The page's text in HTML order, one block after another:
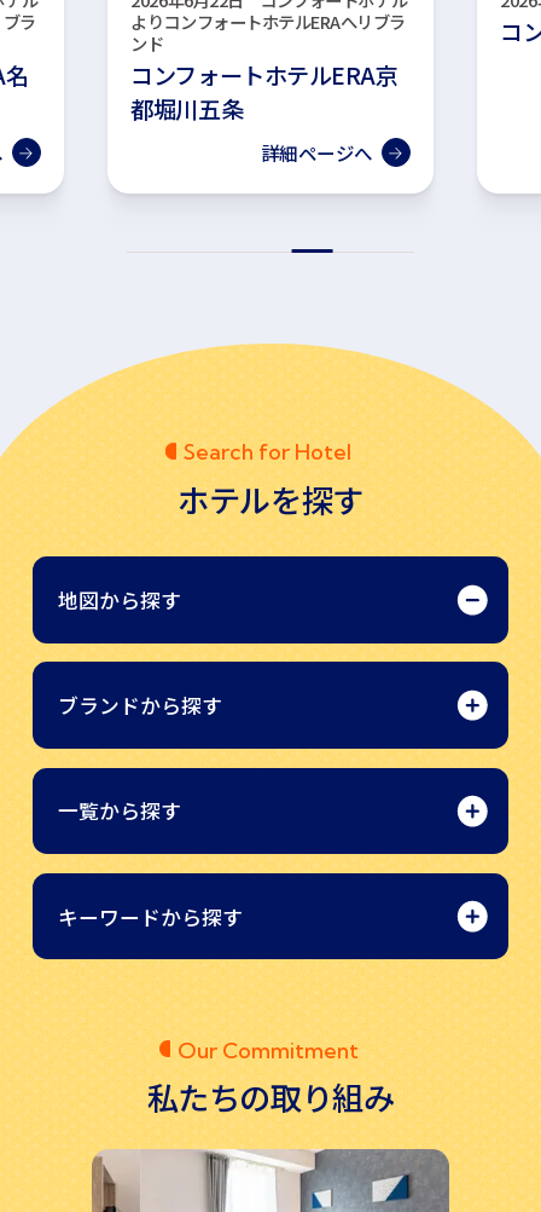
ラ
コンフォートホテルERA京
都堀川五条
よりコンフォートホテルERAへリブラ
ンド
詳細ページへ
コ
ホテルを探す
Search for Hotel
地図から探す
ブランドから探す
一覧から探す
キーワードから探す
私たちの取り組み
Our Commitment